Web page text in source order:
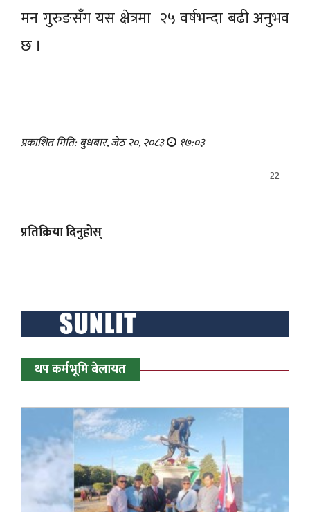
मन गुरुङसँग यस क्षेत्रमा २५ वर्षभन्दा बढी अनुभव
छ ।
प्रकाशित मिति: बुधबार, जेठ २०, २०८३ १७:०३
22
प्रतिक्रिया दिनुहोस्
थप कर्मभूमि बेलायत